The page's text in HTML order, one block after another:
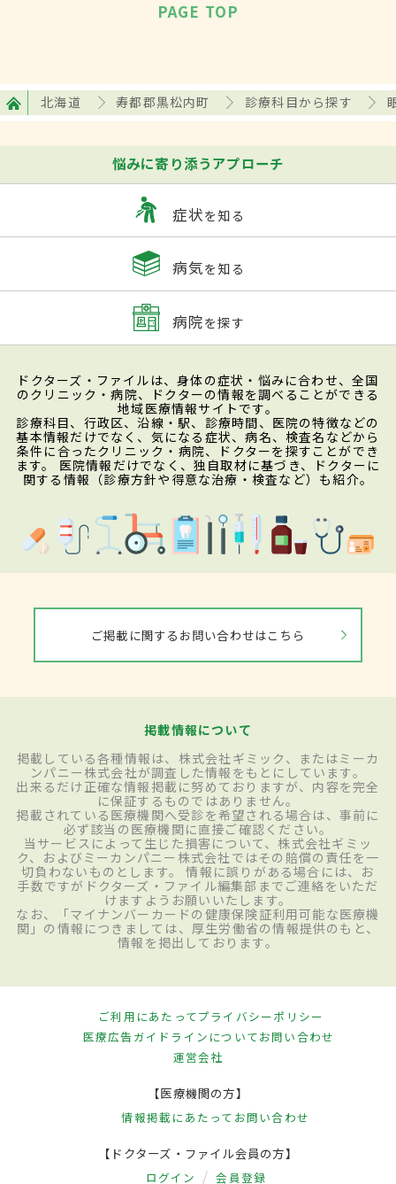
PAGE TOP
北海道 寿都郡黒松内町 診療科目から探す
悩みに寄り添うアプローチ
症状を知る
病気を知る
病院を探す
ドクターズ・ファイルは、身体の症状・悩みに合わせ、全国
のクリニック・病院、ドクターの情報を調べることができる
地域医療情報サイトです。
診療科目、行政区、沿線・駅、診療時間、医院の特徴などの
基本情報だけでなく、気になる症状、病名、検査名などから
条件に合ったクリニック・病院、ドクターを探すことができ
ます。 医院情報だけでなく、独自取材に基づき、ドクターに
関する情報（診療方針や得意な治療・検査など）も紹介。
ご掲載に関するお問い合わせはこちら
掲載情報について
掲載している各種情報は、株式会社ギミック、またはミーカ
ンパニー株式会社が調査した情報をもとにしています。
出来るだけ正確な情報掲載に努めておりますが、内容を完全
に保証するものではありません。
掲載されている医療機関へ受診を希望される場合は、事前に
必ず該当の医療機関に直接ご確認ください。
当サービスによって生じた損害について、株式会社ギミッ
ク、およびミーカンパニー株式会社ではその賠償の責任を一
切負わないものとします。 情報に誤りがある場合には、お
手数ですがドクターズ・ファイル編集部までご連絡をいただ
けますようお願いいたします。
なお、「マイナンバーカードの健康保険証利用可能な医療機
関」の情報につきましては、厚生労働省の情報提供のもと、
情報を掲出しております。
ご利用にあたってプライバシーポリシー
医療広告ガイドラインについてお問い合わせ
運営会社
【医療機関の方】
情報掲載にあたって お問い合わせ
【ドクターズ・ファイル会員の方】
ログイン 会員登録